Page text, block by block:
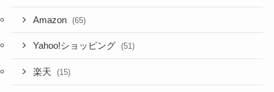
Amazon (65)
Yahoo!ショッピング (51)
楽天 (15)